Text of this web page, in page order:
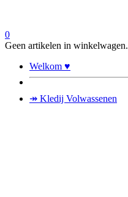
0
Geen artikelen in winkelwagen.
Welkom ♥
↠ Kledij Volwassenen